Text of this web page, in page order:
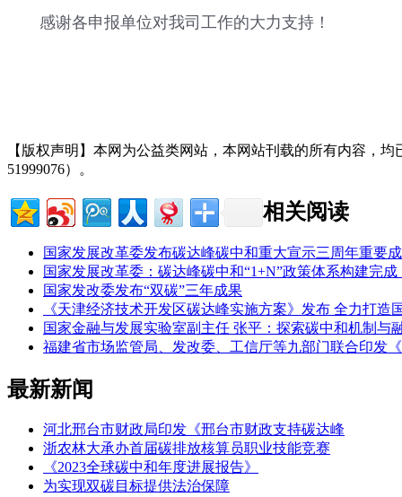
感谢各申报单位对我司工作的大力支持！
【版权声明】本网为公益类网站，本网站刊载的所有内容，
51999076）。
相关阅读
国家发展改革委发布碳达峰碳中和重大宣示三周年重要
国家发展改革委：碳达峰碳中和“1+N”政策体系构建完
国家发改委发布“双碳”三年成果
《天津经济技术开发区碳达峰实施方案》发布 全力打造
国家金融与发展实验室副主任 张平：探索碳中和机制与
福建省市场监管局、发改委、工信厅等九部门联合印发
最新新闻
河北邢台市财政局印发《邢台市财政支持碳达峰
浙农林大承办首届碳排放核算员职业技能竞赛
《2023全球碳中和年度进展报告》
为实现双碳目标提供法治保障